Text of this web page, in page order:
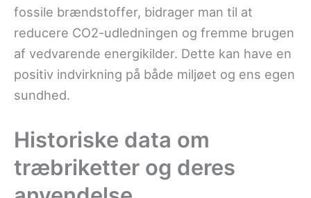
fossile brændstoffer, bidrager man til at
reducere CO2-udledningen og fremme brugen
af vedvarende energikilder. Dette kan have en
positiv indvirkning på både miljøet og ens egen
sundhed.
Historiske data om
træbriketter og deres